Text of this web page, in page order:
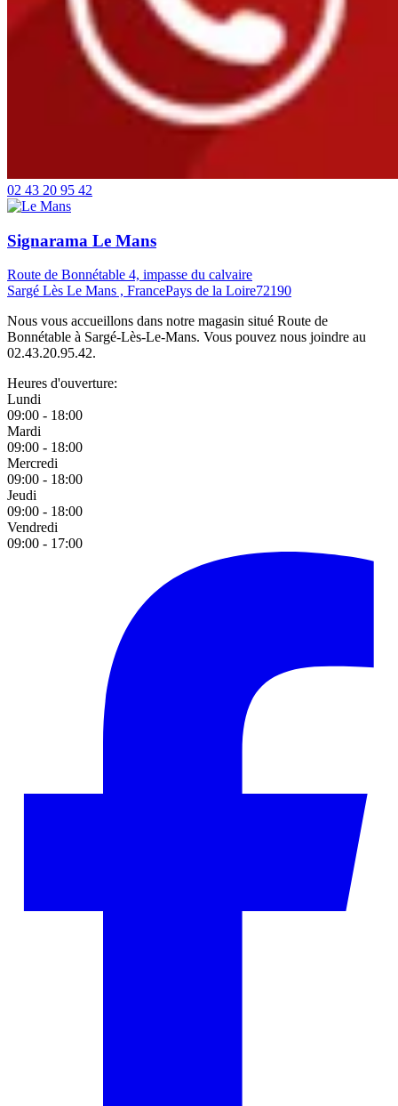
02 43 20 95 42
Signarama Le Mans
Route de Bonnétable 4, impasse du calvaire
Sargé Lès Le Mans , FrancePays de la Loire72190
Nous vous accueillons dans notre magasin situé Route de
Bonnétable à Sargé-Lès-Le-Mans. Vous pouvez nous joindre au
02.43.20.95.42.
Heures d'ouverture:
Lundi
09:00 - 18:00
Mardi
09:00 - 18:00
Mercredi
09:00 - 18:00
Jeudi
09:00 - 18:00
Vendredi
09:00 - 17:00